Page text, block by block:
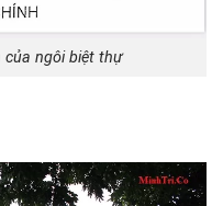
ngôi biệt thự